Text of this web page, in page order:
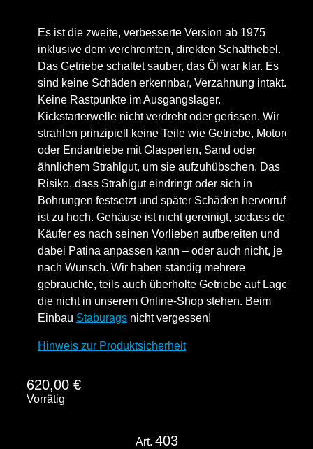
Es ist die zweite, verbesserte Version ab 1975
inklusive dem verchromten, direkten Schalthebel.
Das Getriebe schaltet sauber, das Öl war klar. Es
sind keine Schäden erkennbar, Verzahnung intakt.
Keine Rastpunkte im Ausgangslager.
Kickstarterwelle nicht verdreht oder gerissen. Wir
strahlen prinzipiell keine Teile wie Getriebe, Motoren
oder Endantriebe mit Glasperlen, Sand oder
ähnlichem Strahlgut, um sie aufzuhübschen. Das
Risiko, dass Strahlgut eindringt oder sich in
Bohrungen festsetzt und später Schäden hervorruft
ist zu hoch. Gehäuse ist nicht gereinigt, sodass der
Käufer es nach seinen Vorlieben aufbereiten und
dabei Patina anpassen kann – oder auch nicht, je
nach Wunsch. Wir haben ständig mehrere
gebrauchte, teils auch überholte Getriebe auf Lager,
die nicht in unserem Online-Shop stehen. Beim
Einbau Staburagsnicht vergessen!
Hinweis zur Produktsicherheit
620,00 €
Vorrätig
Art. 403